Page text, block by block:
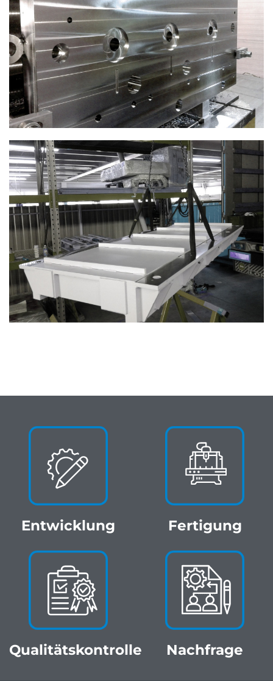
Entwicklung Fertigung
Qualitätskontrolle Nachfrage